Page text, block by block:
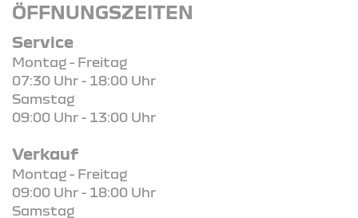
ÖFFNUNGSZEITEN
Service
Montag - Freitag
07:30 Uhr - 18:00 Uhr
Samstag
09:00 Uhr - 13:00 Uhr
Verkauf
Montag - Freitag
09:00 Uhr - 18:00 Uhr
Samstag